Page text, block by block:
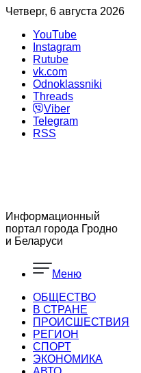
Четверг, 6 августа 2026
YouTube
Instagram
Rutube
vk.com
Odnoklassniki
Threads
Viber
Telegram
RSS
Информационный
портал города Гродно
и Беларуси
Меню
ОБЩЕСТВО
В СТРАНЕ
ПРОИСШЕСТВИЯ
РЕГИОН
CПОРТ
ЭКОНОМИКА